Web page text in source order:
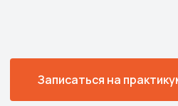
Записаться на